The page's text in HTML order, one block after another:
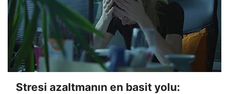
Stresi azaltmanın en basit yolu: